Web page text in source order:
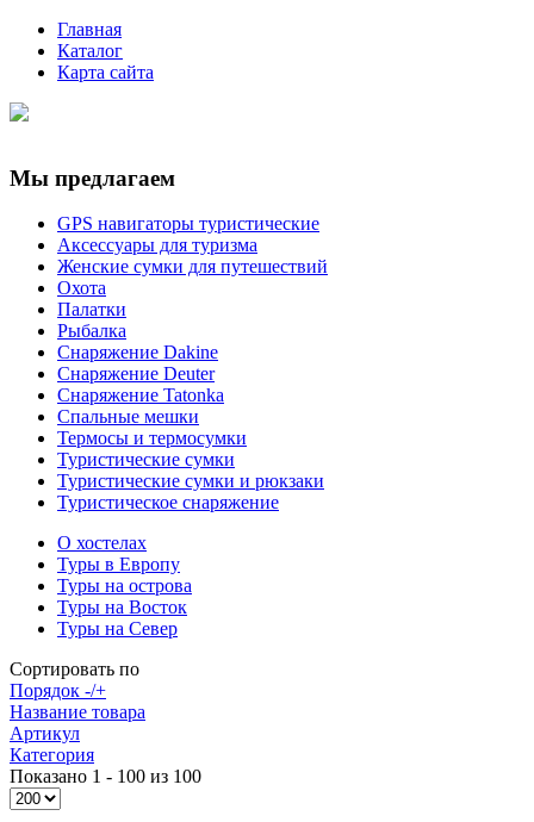
Главная
Каталог
Карта сайта
Мы предлагаем
GPS навигаторы туристические
Аксессуары для туризма
Женские сумки для путешествий
Охота
Палатки
Рыбалка
Снаряжение Dakine
Снаряжение Deuter
Снаряжение Tatonka
Спальные мешки
Термосы и термосумки
Туристические сумки
Туристические сумки и рюкзаки
Туристическое снаряжение
О хостелах
Туры в Европу
Туры на острова
Туры на Восток
Туры на Север
Сортировать по
Порядок -/+
Название товара
Артикул
Категория
Показано 1 - 100 из 100